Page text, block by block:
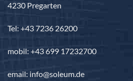
4230 Pregarten
Tel: +43 7236 26200
mobil: +43 699 17232700
email: info@soleum.de